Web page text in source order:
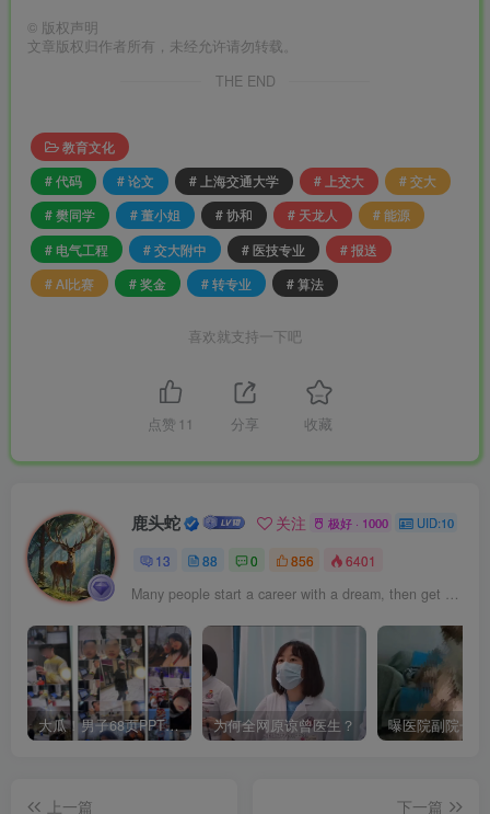
© 版权声明
文章版权归作者所有，未经允许请勿转载。
THE END
教育文化
# 代码
# 论文 # 上海交通大学 # 上交大
# 交大
# 樊同学
# 董小姐 # 协和 # 天龙人
# 能源
# 电气工程
# 交大附中 # 医技专业
# 报送
# AI比赛
# 奖金 # 转专业 # 算法
喜欢就支持一下吧
点赞 11 分享 收藏
鹿头蛇 关注 极好 · 1000 UID:10
13 88 0 856 6401
Many people start a career with a dream, then get busy forgetting it.
大瓜！男子68页PPT曝妻子出轨华南理工博士！ 为何全网原谅曾医生？
上一篇
下一篇